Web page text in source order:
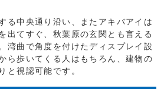
る中央通り沿い、またアキバアイは
出てすぐ、秋葉原の玄関とも言える
湾曲で角度を付けたディスプレイ設
ら歩いてくる人はもちろん、建物の
と視認可能です。